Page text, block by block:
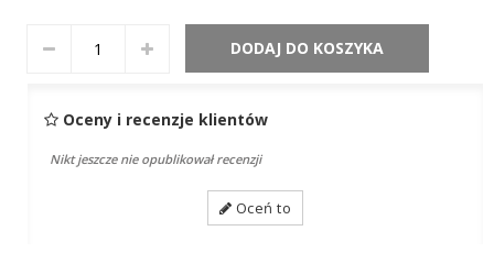
DODAJ DO KOSZYKA
Oceny i recenzje klientów
Nikt jeszcze nie opublikował recenzji
Oceń to